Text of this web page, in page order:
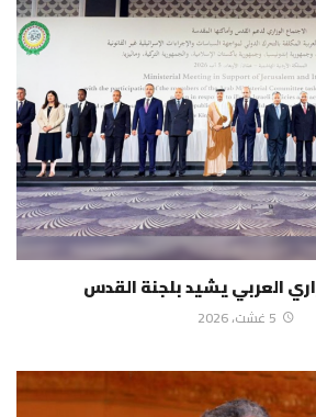
العربي يشيد بلجنة القدس
5 غشت، 2026